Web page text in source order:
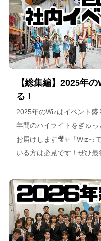
【総集編】2025年
る！
2025年のWizはイベント盛
年間のハイライトをぎゅ
お届けします🎥✨「Wizっ
いる方は必見です！ぜひ最